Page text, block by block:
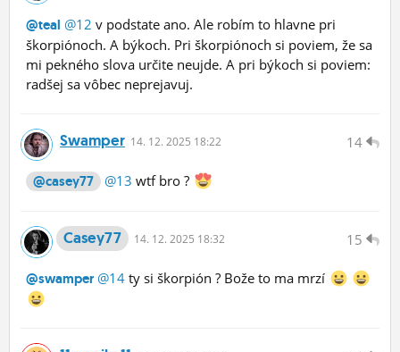
@teal @12 v podstate ano. Ale robím to hlavne pri
škorpiónoch. A býkoch. Pri škorpiónoch si poviem, že sa
mi pekného slova určite neujde. A pri býkoch si poviem:
radšej sa vôbec neprejavuj.
14
Swamper 14. 12. 2025 18:22
@casey77 @13 wtf bro ?
15
Casey77 14. 12. 2025 18:32
@swamper @14 ty si škorpión ? Bože to ma mrzí